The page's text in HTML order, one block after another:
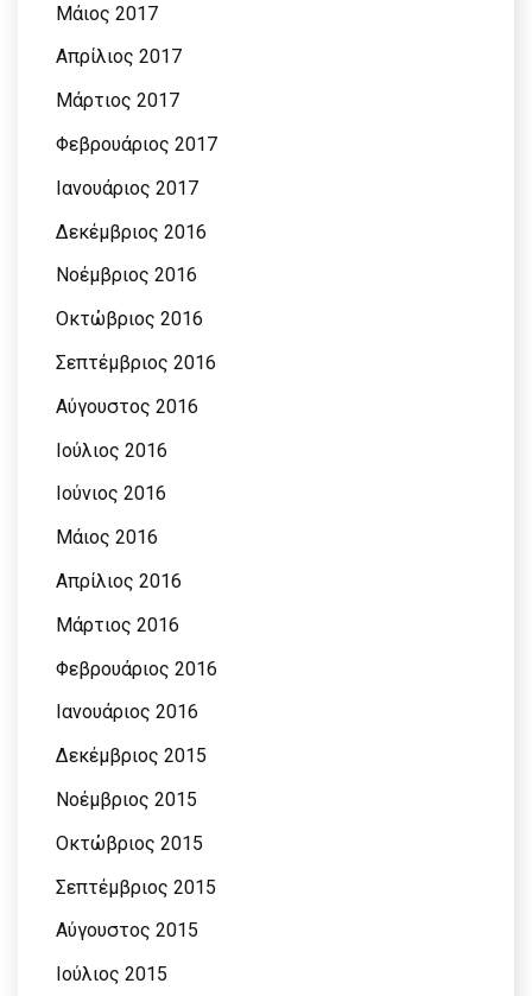
Μάιος 2017
Απρίλιος 2017
Μάρτιος 2017
Φεβρουάριος 2017
Ιανουάριος 2017
Δεκέμβριος 2016
Νοέμβριος 2016
Οκτώβριος 2016
Σεπτέμβριος 2016
Αύγουστος 2016
Ιούλιος 2016
Ιούνιος 2016
Μάιος 2016
Απρίλιος 2016
Μάρτιος 2016
Φεβρουάριος 2016
Ιανουάριος 2016
Δεκέμβριος 2015
Νοέμβριος 2015
Οκτώβριος 2015
Σεπτέμβριος 2015
Αύγουστος 2015
Ιούλιος 2015